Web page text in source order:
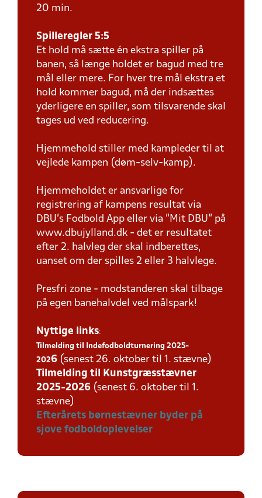
20 min.
Spilleregler 5:5
Et hold må sætte én ekstra spiller på
banen, så længe holdet er bagud med tre
mål eller mere. For hver tre mål ekstra et
hold kommer bagud, må der indsættes
yderligere en spiller, som tilsvarende skal
tages ud ved reducering.
Hjemmehold stiller med kampleder til at
vejlede kampen (døm-selv-kamp).
Hjemmeholdet er ansvarlige for
registrering af kampens resultat via
DBU’s Fodbold App eller via ”Mit DBU” på
www.dbujylland.dk - det er resultatet
efter 2. halvleg der skal indberettes,
uanset om der spilles 2 eller 3 halvlege.
Presfri zone - modstanderen skal tilbage
på egen banehalvdel ved målspark!
Nyttige links:
Tilmelding til Indefodboldturnering 2025-
2026 (senest 26. oktober til 1. stævne)
Tilmelding til Kunstgræsstævner
2025-2026 (senest 6. oktober til 1.
stævne)
Efterårets børnestævner byder på
sjove fodboldoplevelser